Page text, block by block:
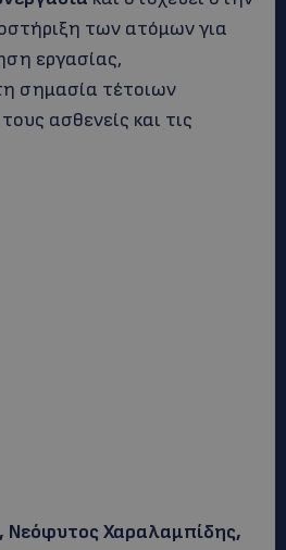
των ατόμων για
εργασίας,
σημασία τέτοιων
ασθενείς και τις
Νεόφυτος Χαραλαμπίδης,